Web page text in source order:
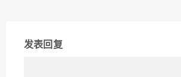
发表回复